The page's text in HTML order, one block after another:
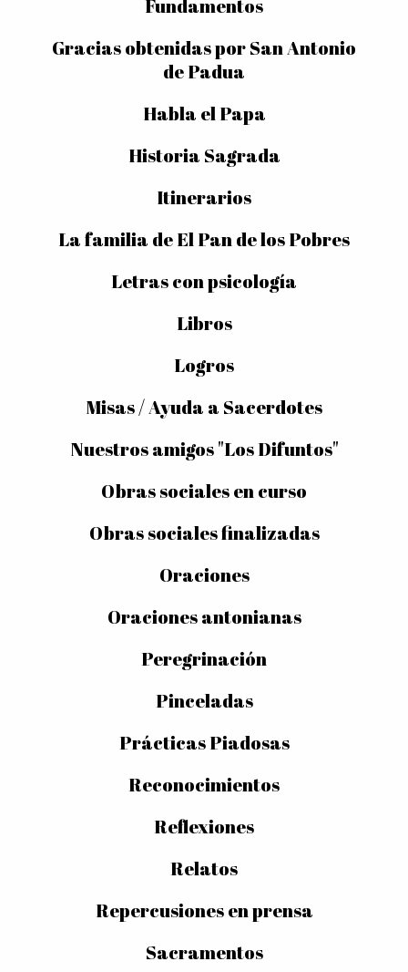
Fundamentos
Gracias obtenidas por San Antonio
de Padua
Habla el Papa
Historia Sagrada
Itinerarios
La familia de El Pan de los Pobres
Letras con psicología
Libros
Logros
Misas / Ayuda a Sacerdotes
Nuestros amigos "Los Difuntos"
Obras sociales en curso
Obras sociales finalizadas
Oraciones
Oraciones antonianas
Peregrinación
Pinceladas
Prácticas Piadosas
Reconocimientos
Reflexiones
Relatos
Repercusiones en prensa
Sacramentos